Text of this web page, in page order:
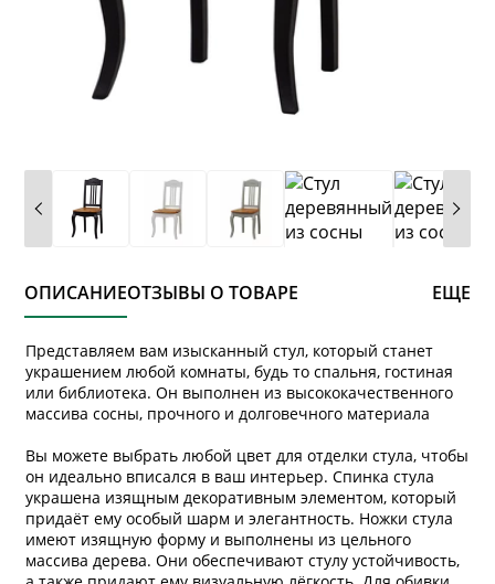
ОПИСАНИЕОТЗЫВЫ О ТОВАРЕ ЕЩЕ
Представляем вам изысканный стул, который станет
украшением любой комнаты, будь то спальня, гостиная
или библиотека. Он выполнен из высококачественного
массива сосны, прочного и долговечного материала
Вы можете выбрать любой цвет для отделки стула, чтобы
он идеально вписался в ваш интерьер. Спинка стула
украшена изящным декоративным элементом, который
придаёт ему особый шарм и элегантность. Ножки стула
имеют изящную форму и выполнены из цельного
массива дерева. Они обеспечивают стулу устойчивость,